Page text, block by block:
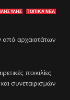
ΥΛΗΣ ΤΟΠΙΚΑ ΝΕΑ
από αρχαιοτάτων
ποικιλίες
συνεταιρισμών